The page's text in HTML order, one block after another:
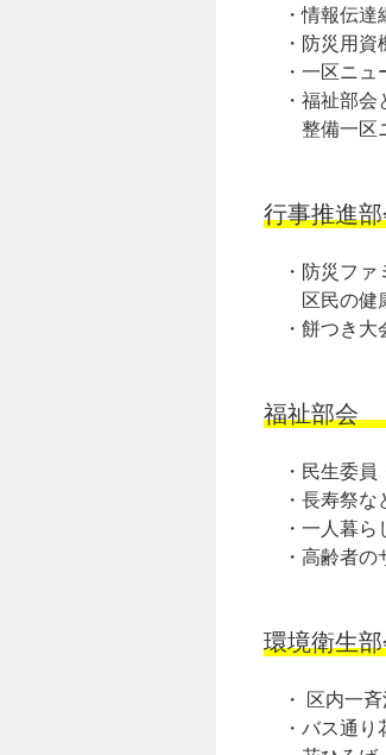
・情報伝
・防災用
・一区ニ
・福祉部
整備一区
行事推進
・防災フ
区民の健
・餅つき
福祉部会
・民生委
・長寿祭
・一人暮
・高齢者
環境衛生
・ 区内一
・バス通